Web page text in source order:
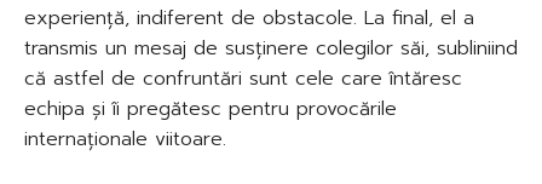
experiență, indiferent de obstacole. La final, el a
transmis un mesaj de susținere colegilor săi, subliniind
că astfel de confruntări sunt cele care întăresc
echipa și îi pregătesc pentru provocările
internaționale viitoare.